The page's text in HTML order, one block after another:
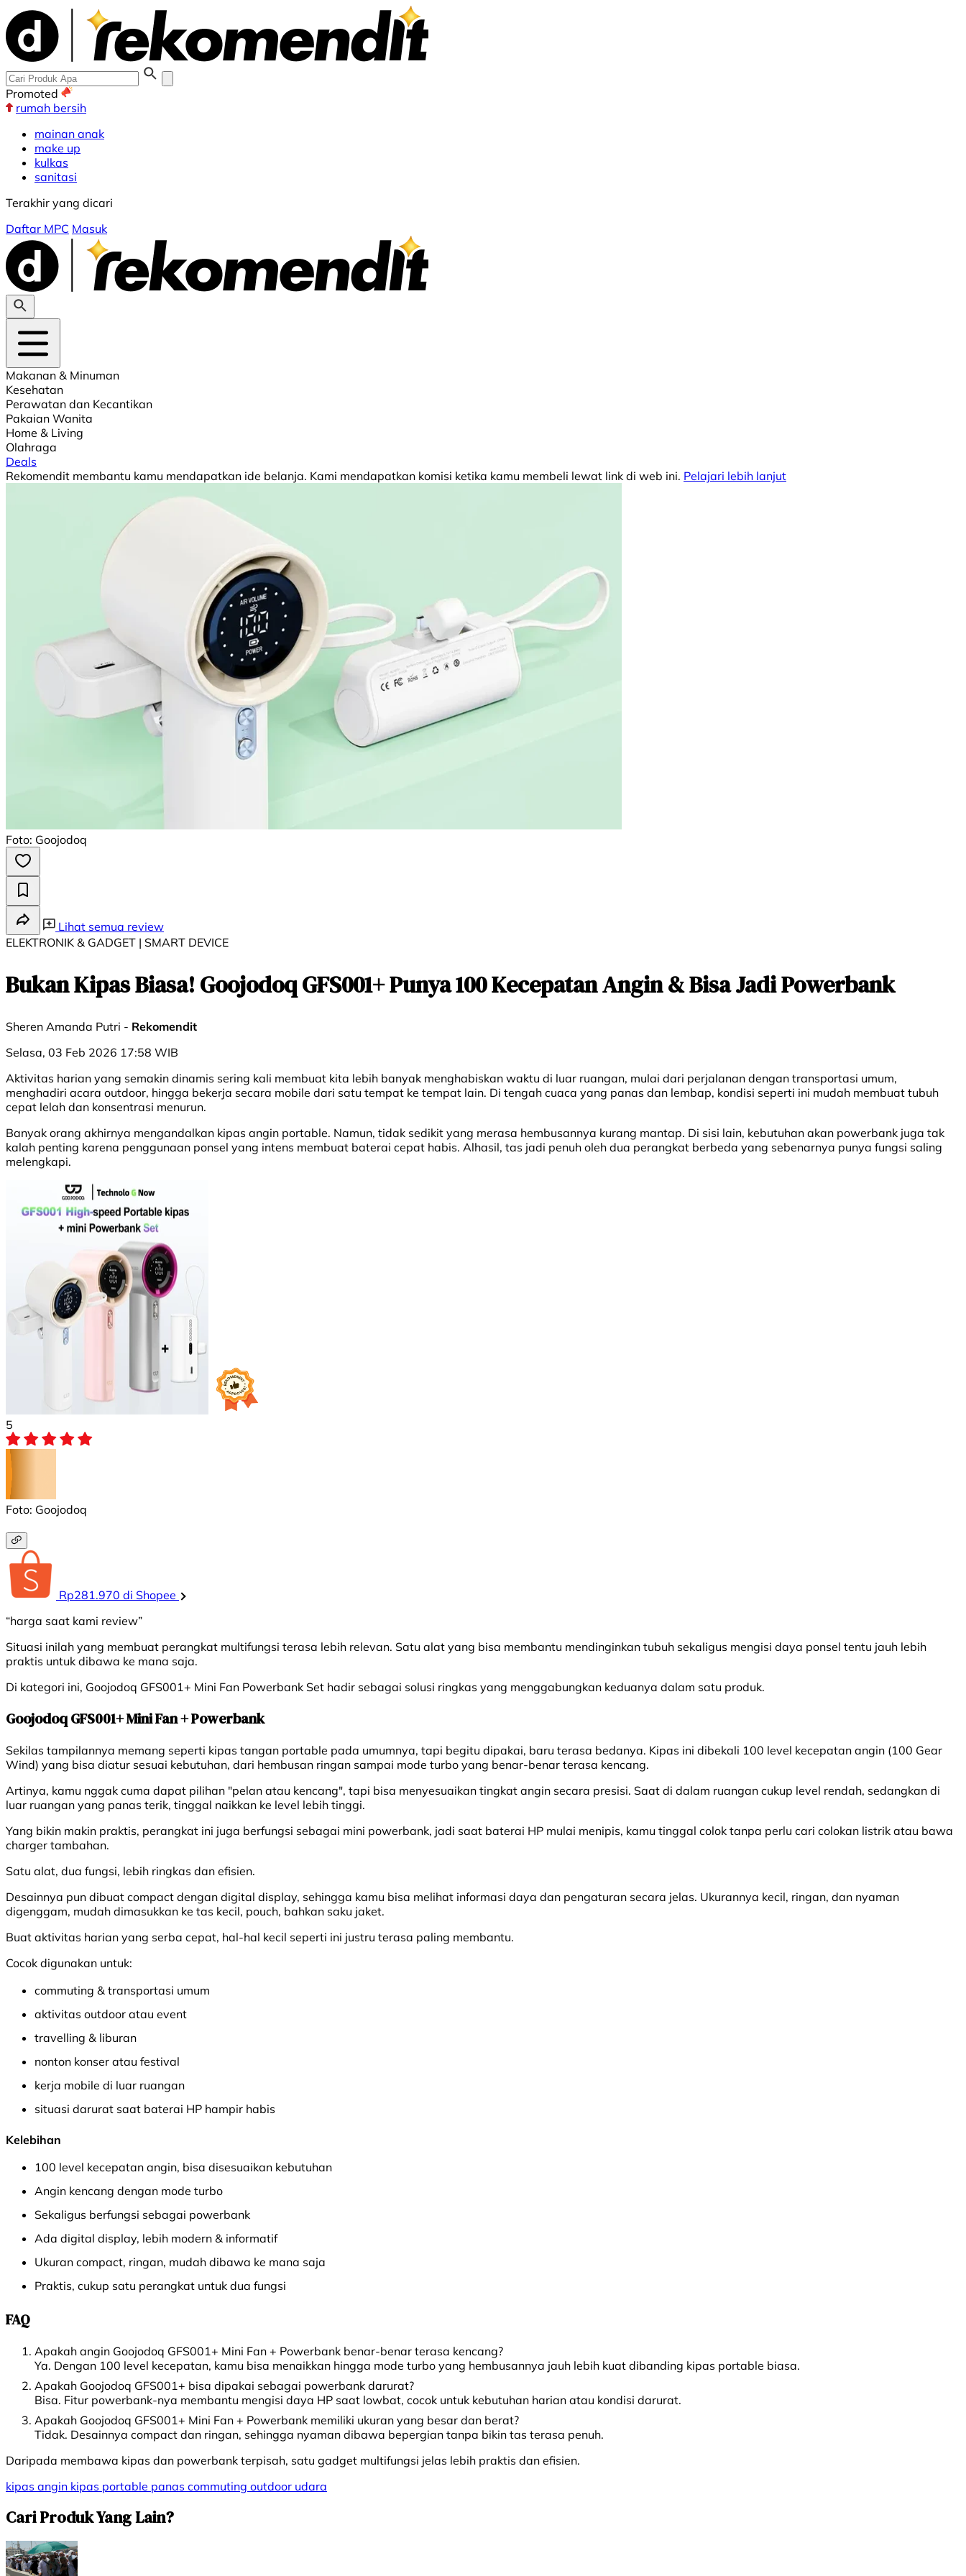
Promoted
rumah bersih
mainan anak
make up
kulkas
sanitasi
Terakhir yang dicari
Daftar MPC Masuk
Makanan & Minuman
Kesehatan
Perawatan dan Kecantikan
Pakaian Wanita
Home & Living
Olahraga
Deals
Rekomendit membantu kamu mendapatkan ide belanja. Kami mendapatkan komisi ketika kamu membeli lewat link di web ini. Pelajari lebih lanjut
Foto: Goojodoq
Lihat semua review
ELEKTRONIK & GADGET | SMART DEVICE
Bukan Kipas Biasa! Goojodoq GFS001+ Punya 100 Kecepatan Angin & Bisa Jadi Powerbank
Sheren Amanda Putri - Rekomendit
Selasa, 03 Feb 2026 17:58 WIB
Aktivitas harian yang semakin dinamis sering kali membuat kita lebih banyak menghabiskan waktu di luar ruangan, mulai dari perjalanan dengan transportasi umum,
menghadiri acara outdoor, hingga bekerja secara mobile dari satu tempat ke tempat lain. Di tengah cuaca yang panas dan lembap, kondisi seperti ini mudah membuat tubuh
cepat lelah dan konsentrasi menurun.
Banyak orang akhirnya mengandalkan kipas angin portable. Namun, tidak sedikit yang merasa hembusannya kurang mantap. Di sisi lain, kebutuhan akan powerbank juga tak
kalah penting karena penggunaan ponsel yang intens membuat baterai cepat habis. Alhasil, tas jadi penuh oleh dua perangkat berbeda yang sebenarnya punya fungsi saling
melengkapi.
5
Foto: Goojodoq
Rp281.970 di Shopee
“harga saat kami review”
Situasi inilah yang membuat perangkat multifungsi terasa lebih relevan. Satu alat yang bisa membantu mendinginkan tubuh sekaligus mengisi daya ponsel tentu jauh lebih
praktis untuk dibawa ke mana saja.
Di kategori ini, Goojodoq GFS001+ Mini Fan Powerbank Set hadir sebagai solusi ringkas yang menggabungkan keduanya dalam satu produk.
Goojodoq GFS001+ Mini Fan + Powerbank
Sekilas tampilannya memang seperti kipas tangan portable pada umumnya, tapi begitu dipakai, baru terasa bedanya. Kipas ini dibekali 100 level kecepatan angin (100 Gear
Wind) yang bisa diatur sesuai kebutuhan, dari hembusan ringan sampai mode turbo yang benar-benar terasa kencang.
Artinya, kamu nggak cuma dapat pilihan "pelan atau kencang", tapi bisa menyesuaikan tingkat angin secara presisi. Saat di dalam ruangan cukup level rendah, sedangkan di
luar ruangan yang panas terik, tinggal naikkan ke level lebih tinggi.
Yang bikin makin praktis, perangkat ini juga berfungsi sebagai mini powerbank, jadi saat baterai HP mulai menipis, kamu tinggal colok tanpa perlu cari colokan listrik atau bawa
charger tambahan.
Satu alat, dua fungsi, lebih ringkas dan efisien.
Desainnya pun dibuat compact dengan digital display, sehingga kamu bisa melihat informasi daya dan pengaturan secara jelas. Ukurannya kecil, ringan, dan nyaman
digenggam, mudah dimasukkan ke tas kecil, pouch, bahkan saku jaket.
Buat aktivitas harian yang serba cepat, hal-hal kecil seperti ini justru terasa paling membantu.
Cocok digunakan untuk:
commuting & transportasi umum
aktivitas outdoor atau event
travelling & liburan
nonton konser atau festival
kerja mobile di luar ruangan
situasi darurat saat baterai HP hampir habis
Kelebihan
100 level kecepatan angin, bisa disesuaikan kebutuhan
Angin kencang dengan mode turbo
Sekaligus berfungsi sebagai powerbank
Ada digital display, lebih modern & informatif
Ukuran compact, ringan, mudah dibawa ke mana saja
Praktis, cukup satu perangkat untuk dua fungsi
FAQ
Apakah angin Goojodoq GFS001+ Mini Fan + Powerbank benar-benar terasa kencang?
Ya. Dengan 100 level kecepatan, kamu bisa menaikkan hingga mode turbo yang hembusannya jauh lebih kuat dibanding kipas portable biasa.
Apakah Goojodoq GFS001+ bisa dipakai sebagai powerbank darurat?
Bisa. Fitur powerbank-nya membantu mengisi daya HP saat lowbat, cocok untuk kebutuhan harian atau kondisi darurat.
Apakah Goojodoq GFS001+ Mini Fan + Powerbank memiliki ukuran yang besar dan berat?
Tidak. Desainnya compact dan ringan, sehingga nyaman dibawa bepergian tanpa bikin tas terasa penuh.
Daripada membawa kipas dan powerbank terpisah, satu gadget multifungsi jelas lebih praktis dan efisien.
kipas angin kipas portable panas commuting outdoor udara
Cari Produk Yang Lain?